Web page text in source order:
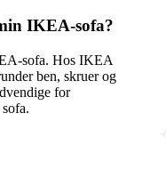
IKEA-sofa?
sofa. Hos IKEA
ben, skruer og
for